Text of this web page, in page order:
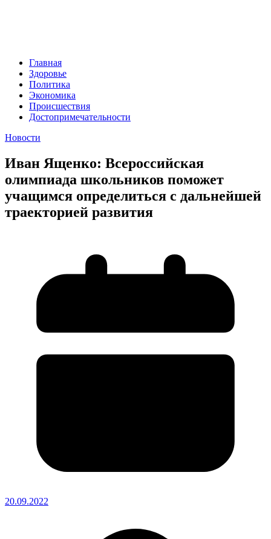
Главная
Здоровье
Политика
Экономика
Происшествия
Достопримечательности
Новости
Иван Ященко: Всероссийская
олимпиада школьников поможет
учащимся определиться с дальнейшей
траекторией развития
20.09.2022